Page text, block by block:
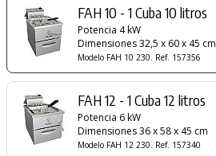
FAH 10 - 1 Cuba 10 litros
Potencia 4 kW
Dimensiones 32,5 x 60 x 45 cm
Modelo FAH 10 230. Ref. 157356
FAH 12 - 1 Cuba 12 litros
Potencia 6 kW
Dimensiones 36 x 58 x 45 cm
Modelo FAH 12 230. Ref. 157340